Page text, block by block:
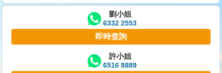
交
業
主
劉小姐
6332 2553
即時查詢
許小姐
6516 8889